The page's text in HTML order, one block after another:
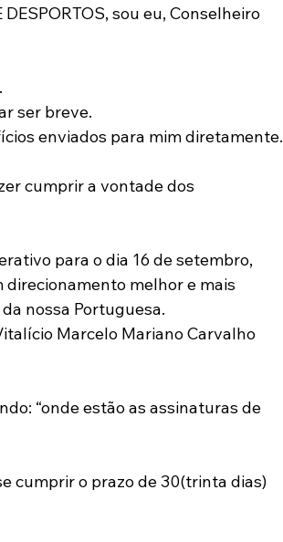
DESPORTOS, sou eu, Conselheiro
ser breve.
enviados para mim diretamente.
cumprir a vontade dos
para o dia 16 de setembro,
melhor e mais
nossa Portuguesa.
Marcelo Mariano Carvalho
“onde estão as assinaturas de
cumprir o prazo de 30(trinta dias)